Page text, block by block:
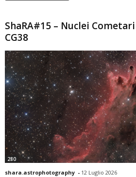
ShaRA#15 – Nuclei Cometari
CG38
280
shara.astrophotography - 12 Luglio 2026